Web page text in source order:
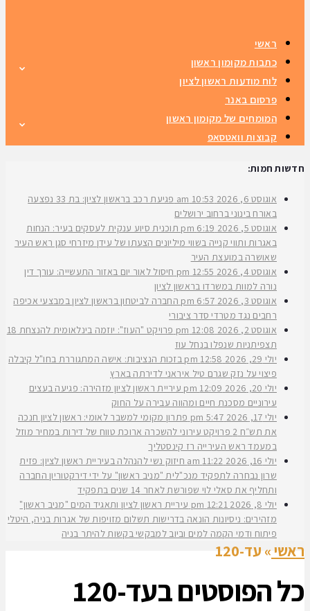
ראשי
כתבות מקומון ראשון
לוח מודעות ראשון לציון
פרסום באנר
המומחים של מקומון ראשון
קבוצות וואטסאפ
חדשות חמות:
אוגוסט 6, 2026 10:53 am
פגיעת רכב בראשון לציון: בת 33 נפצעה
באורח בינוני ברחוב ירושלים
אוגוסט 5, 2026
6:19 pm
תוכנית סיוע ענקית לעסקים בעיר: הנחות
באגרות ותווי קנייה בשווי מיליונים הצעתו של עידן מיזרחי סגן ראש העיר
שאושרה במועצת העיר
אוגוסט 4, 2026
12:55 pm
חיסול לאור יום באזור התעשייה: עורך דין
נורה למוות במשרדו בראשון לציון
אוגוסט 3, 2026
6:57 pm
החברה לביטחון בראשון לציון במבצעי אכיפה
רחבים נגד מטרדי סדר ציבורי
אוגוסט 2, 2026
12:08 pm
פרויקט "העוז": יוזמה בינלאומית להנצחת 18
תצפיתניות שנפלו בנחל עוז
יולי 29, 2026
12:58 pm
בזכות הנציבות: אישה המתגוררת בחו"ל קיבלה
פיצוי על נזק שגרם טיל איראני לדירתה בארץ
יולי 20, 2026
12:09 pm
עיריית ראשון לציון מזהירה: פגיעה בעצים
עירוניים מסכנת חיים ומהווה עבירה על החוק
יולי 17, 2026
5:47 pm
פתרון מקומי למשבר לאומי: ראשון לציון חנכה
את תש״ח 2 פרויקט עירוני להשכרה ארוכת טווח של דירות במחיר מוזל
במעמד ראש העירייה רז קינסטליך
יולי 16, 2026
11:22 am
חיזוק נשי להנהלה בעיריית ראשון לציון: פזית
שרון נבחרה לתפקיד מנכ"לית "מניב ראשון" על ידי דירקטוריון החברה
ותחליף את סאלי לוי שפורשת לאחר 14 שנים בתפקיד
יולי 8, 2026
12:21 pm
עיריית ראשון לציון ותאגיד המים "מניב ראשון"
מזהירים: ניסיונות הונאה בדרישות תשלום מזויפות של אגרות בניה, היטלי
פיתוח ודמי הקמה למים וביוב למבקשי בקשות להיתר בניה
ראשי» עד-120
כל הפוסטים בעד-120